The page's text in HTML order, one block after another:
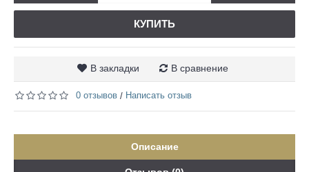
КУПИТЬ
В закладки В сравнение
0 отзывов / Написать отзыв
Описание